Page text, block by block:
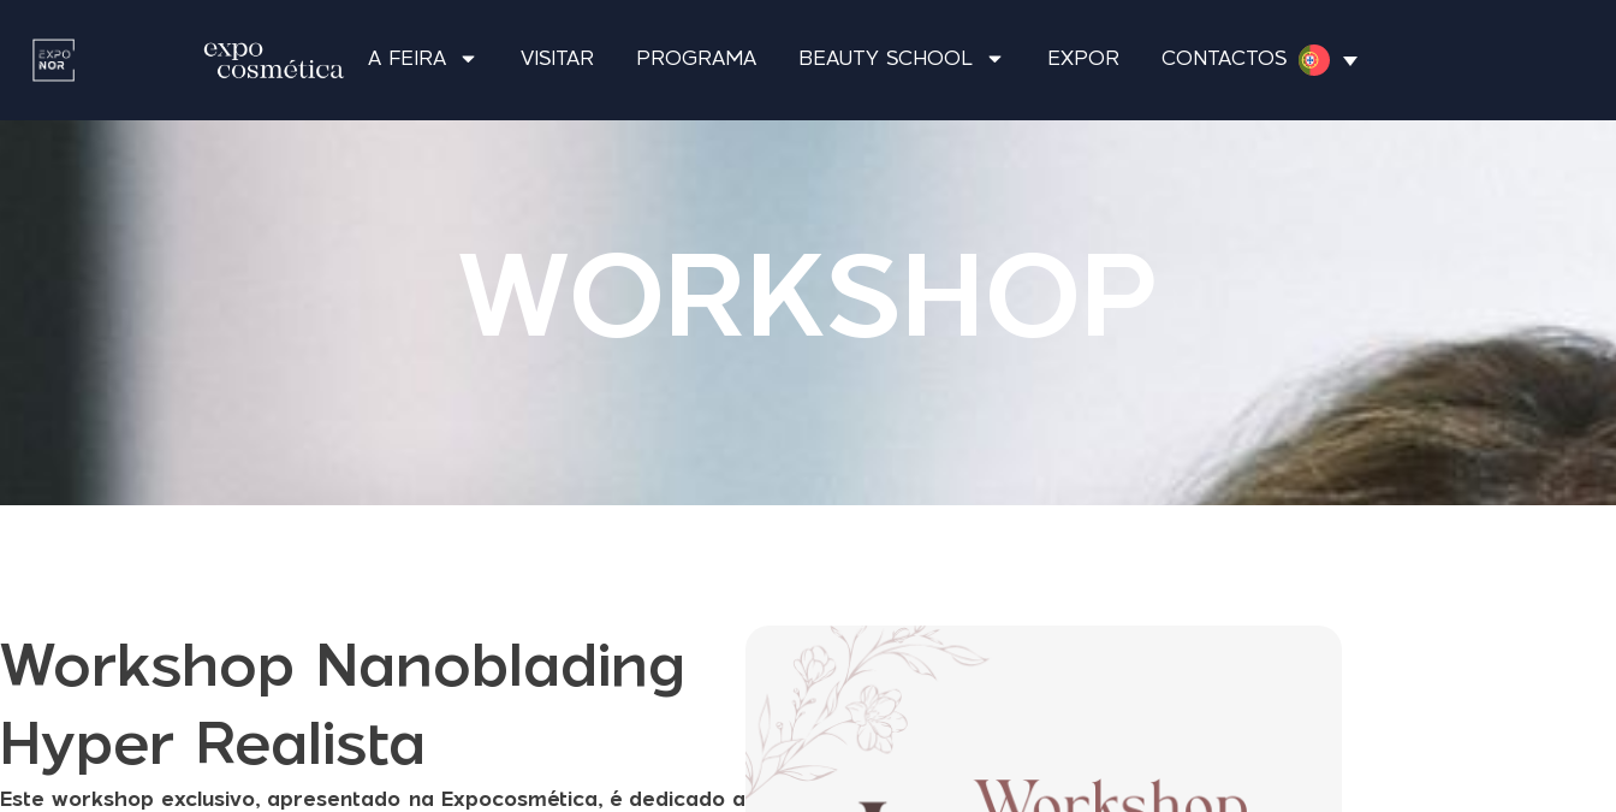
A FEIRA VISITAR PROGRAMA BEAUTY SCHOOL EXPOR CONTACTOS
WORKSHOP
Workshop Nanoblading
Hyper Realista
Este workshop exclusivo, apresentado na Expocosmética, é dedicado a